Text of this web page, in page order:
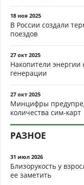
18 ноя 2025
В России создали
поездов
27 окт 2025
Накопители
генерации
27 окт 2025
Минцифры
количества сим-карт
РАЗНОЕ
31 июл 2026
Близорукость у
ее заметить